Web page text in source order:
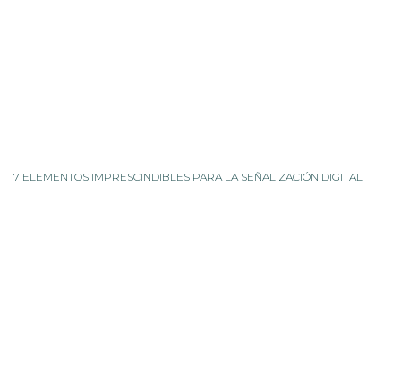
7 ELEMENTOS IMPRESCINDIBLES PARA LA SEÑALIZACIÓN DIGITAL